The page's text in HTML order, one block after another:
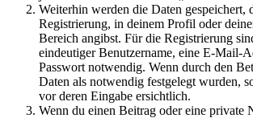
Weiterhin werden die Daten gespeichert,
Registrierung, in deinem Profil oder
Bereich angibst. Für die Registrierung
eindeutiger Benutzername, eine E-Mail-
Passwort notwendig. Wenn durch den
Daten als notwendig festgelegt wurden,
vor deren Eingabe ersichtlich.
Wenn du einen Beitrag oder eine private